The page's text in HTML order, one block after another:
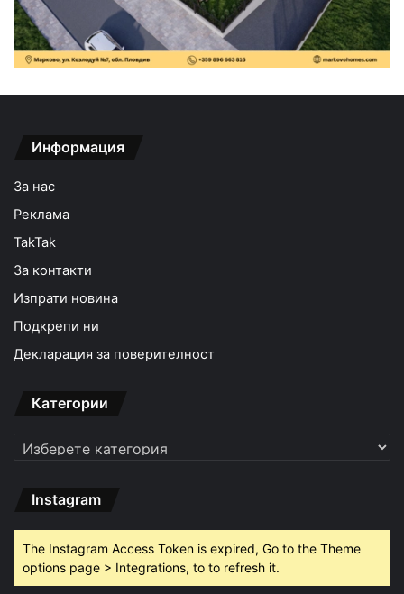
Информация
За нас
Реклама
TakTak
За контакти
Изпрати новина
Подкрепи ни
Декларация за поверителност
Категории
Категории
Instagram
The Instagram Access Token is expired, Go to the Theme
options page > Integrations, to to refresh it.